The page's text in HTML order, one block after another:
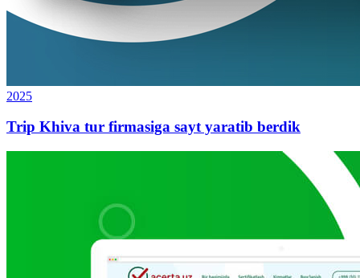
2025
Trip Khiva tur firmasiga sayt yaratib berdik